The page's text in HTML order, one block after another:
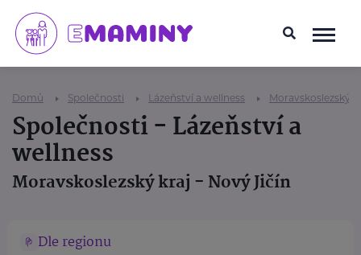
Domů Společnosti Lázeňství a wellness Moravskoslezský
Společnosti - Lázeňství a
wellness
Moravskoslezský kraj - Nový Jičín
Dle regionu